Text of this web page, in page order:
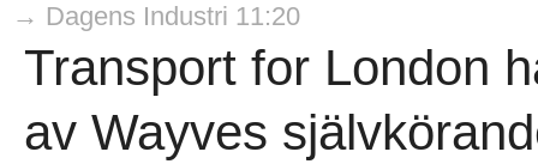
→ Dagens Industri 11:20
Transport for London
av Wayves